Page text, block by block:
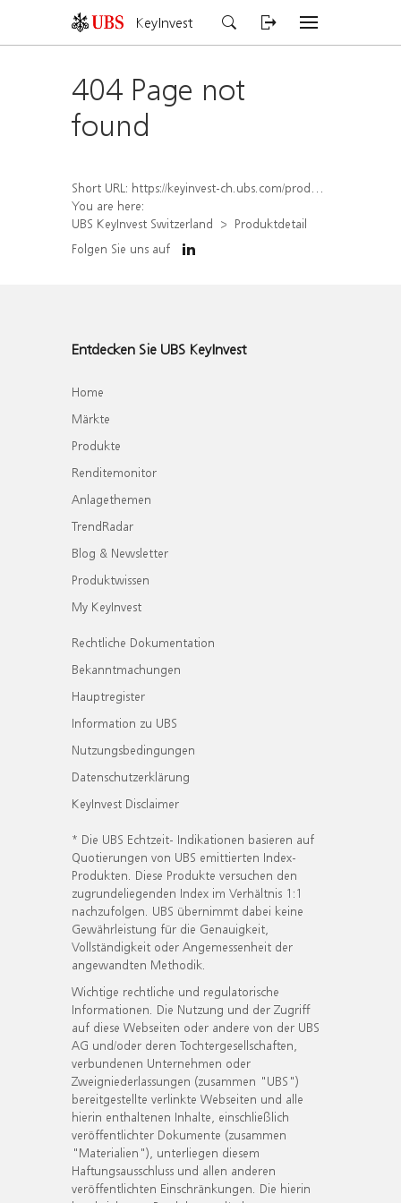
KeyInvest
404 Page not
found
Short URL: https://keyinvest-ch.ubs.com/produkt/detail/index/isin/CH1554891155
You are here:
UBS KeyInvest Switzerland
Produktdetail
Folgen Sie uns auf
Entdecken Sie UBS KeyInvest
Home
Märkte
Produkte
Renditemonitor
Anlagethemen
TrendRadar
Blog & Newsletter
Produktwissen
My KeyInvest
Rechtliche Dokumentation
Bekanntmachungen
Hauptregister
Information zu UBS
Nutzungsbedingungen
Datenschutzerklärung
KeyInvest Disclaimer
* Die UBS Echtzeit- Indikationen basieren auf
Quotierungen von UBS emittierten Index-
Produkten. Diese Produkte versuchen den
zugrundeliegenden Index im Verhältnis 1:1
nachzufolgen. UBS übernimmt dabei keine
Gewährleistung für die Genauigkeit,
Vollständigkeit oder Angemessenheit der
angewandten Methodik.
Wichtige rechtliche und regulatorische
Informationen. Die Nutzung und der Zugriff
auf diese Webseiten oder andere von der UBS
AG und/oder deren Tochtergesellschaften,
verbundenen Unternehmen oder
Zweigniederlassungen (zusammen "UBS")
bereitgestellte verlinkte Webseiten und alle
hierin enthaltenen Inhalte, einschließlich
veröffentlichter Dokumente (zusammen
"Materialien"), unterliegen diesem
Haftungsausschluss und allen anderen
veröffentlichten Einschränkungen. Die hierin